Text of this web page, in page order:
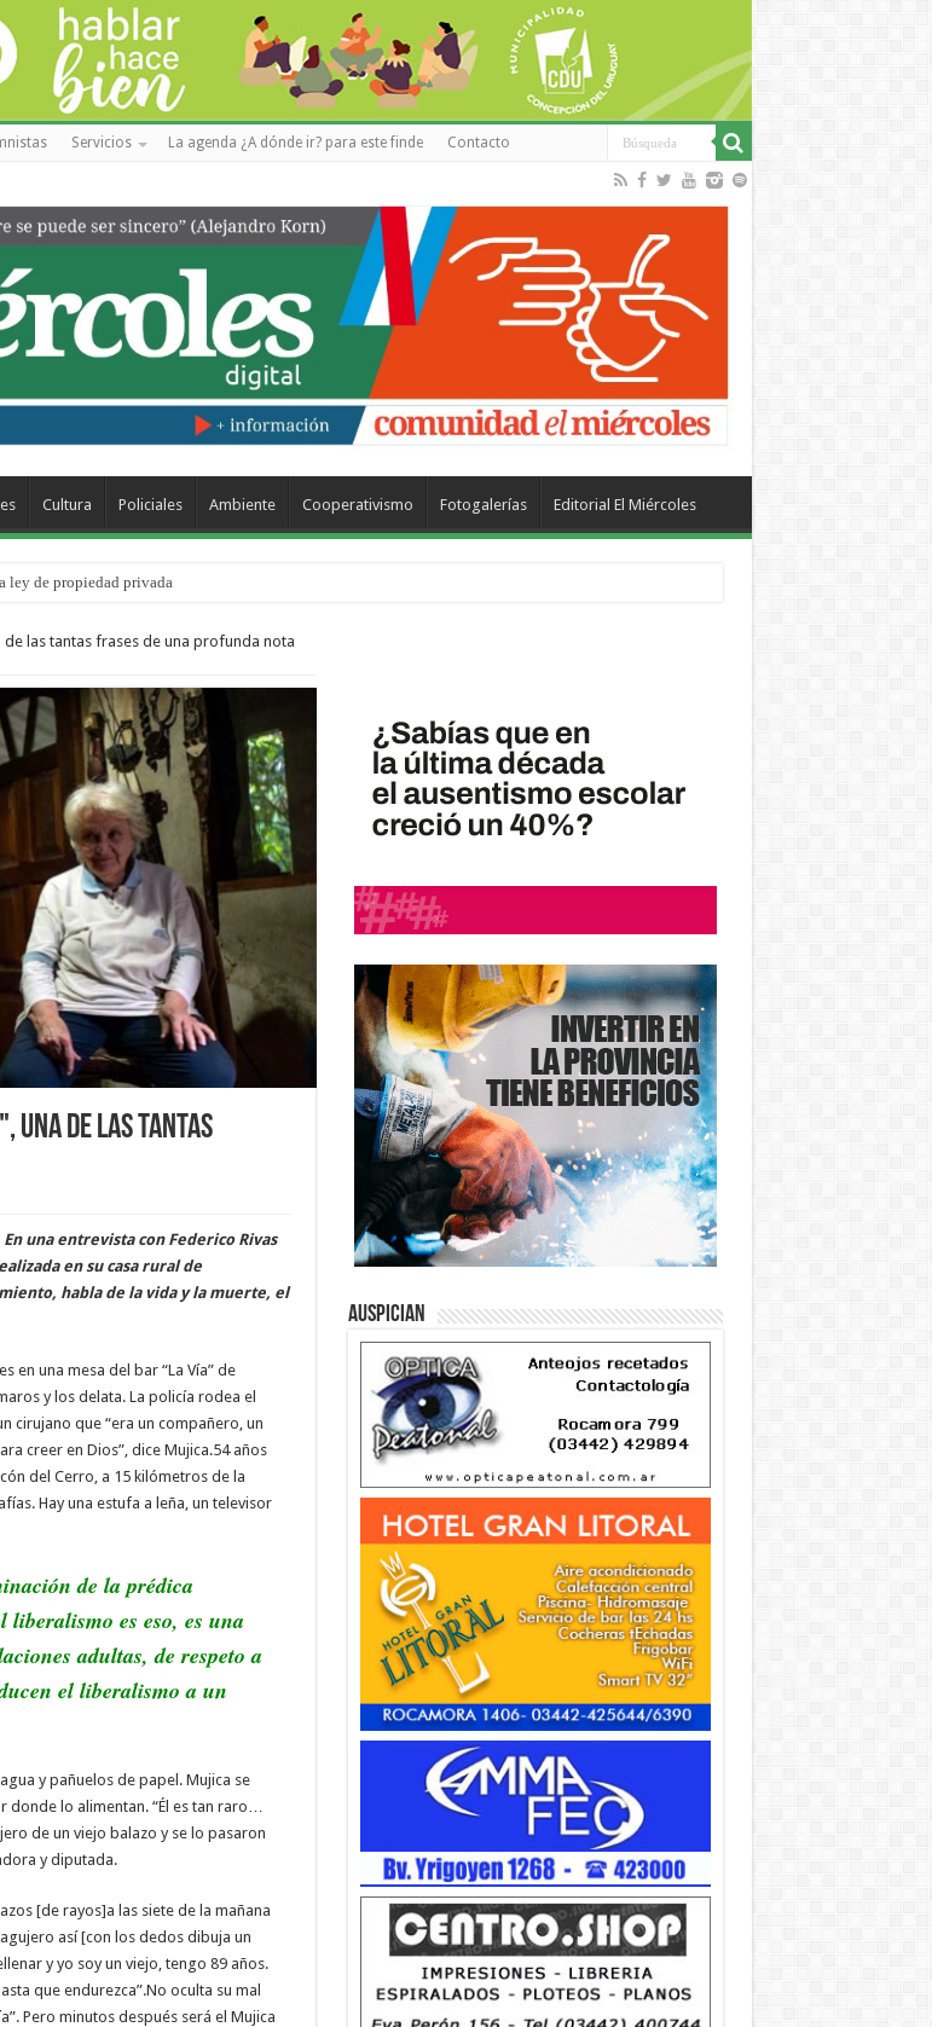
Servicios La agenda ¿A dónde ir? para este finde Contacto
Cultura Policiales Ambiente Cooperativismo Fotogalerías Editorial El Miércoles
ley de propiedad privada
las tantas frases de una profunda nota
una de las tantas
una entrevista con Federico Rivas
en su casa rural de
habla de la vida y la muerte, el
en una mesa del bar “La Vía” de
y los delata. La policía rodea el
cirujano que “era un compañero, un
creer en Dios”, dice Mujica.54 años
del Cerro, a 15 kilómetros de la
Hay una estufa a leña, un televisor
de la prédica
es eso, es una
adultas, de respeto a
el liberalismo a un
y pañuelos de papel. Mujica se
lo alimentan. “Él es tan raro…
de un viejo balazo y se lo pasaron
y diputada.
[de rayos]a las siete de la mañana
así [con los dedos dibuja un
y yo soy un viejo, tengo 89 años.
que endurezca”.No oculta su mal
Pero minutos después será el Mujica
Auspician